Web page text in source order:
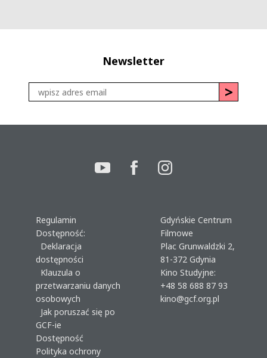
Newsletter
Regulamin
Dostępność:
Deklaracja
dostępności
Klauzula o
przetwarzaniu danych
osobowych
Jak poruszać się po
GCF-ie
Dostępność
Polityka ochrony
Gdyńskie Centrum
Filmowe
Plac Grunwaldzki 2,
81-372 Gdynia
Kino Studyjne:
+48 58 688 87 93
kino@gcf.org.pl